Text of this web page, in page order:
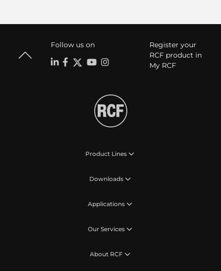
Follow us on
Register your
RCF product in
My RCF
Product Lines
Downloads
Applications
Our Services
About RCF